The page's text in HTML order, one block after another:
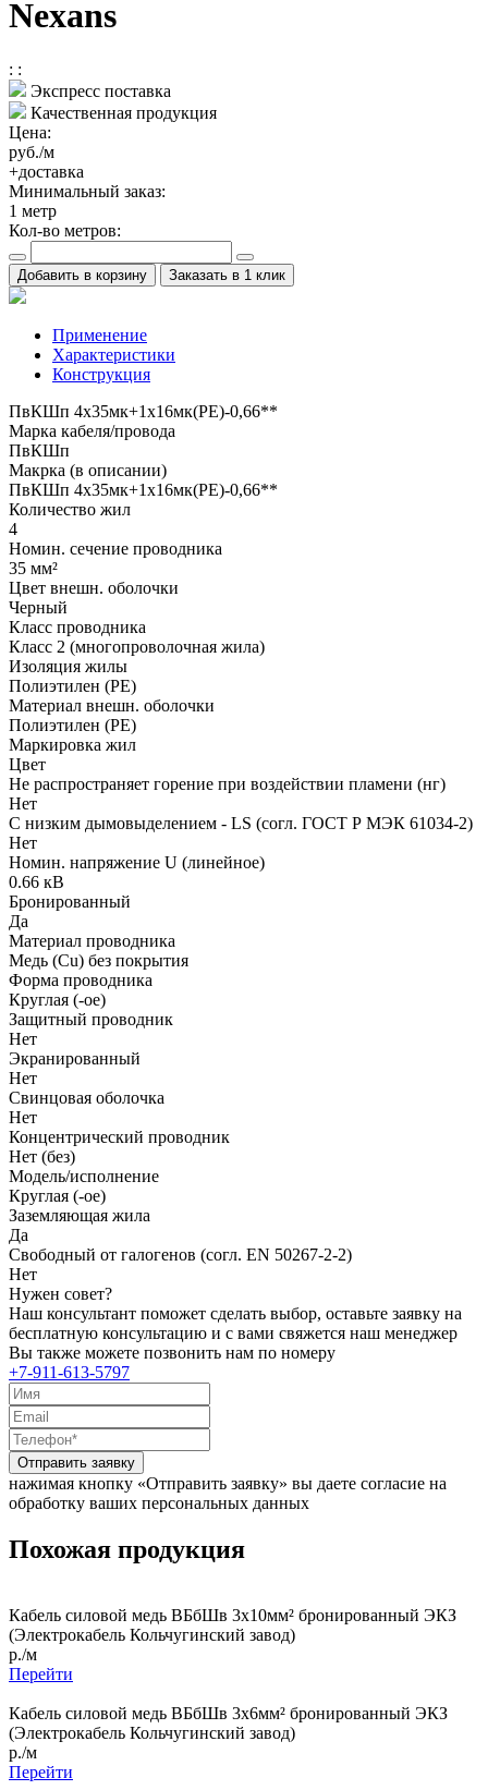
Nexans
: :
Экспресс поставка
Качественная продукция
Цена:
руб./м
+доставка
Минимальный заказ:
1 метр
Кол-во метров:
Добавить в корзину Заказать в 1 клик
Применение
Характеристики
Конструкция
ПвКШп 4x35мк+1x16мк(PE)-0,66**
Марка кабеля/провода
ПвКШп
Макрка (в описании)
ПвКШп 4x35мк+1x16мк(PE)-0,66**
Количество жил
4
Номин. сечение проводника
35 мм²
Цвет внешн. оболочки
Черный
Класс проводника
Класс 2 (многопроволочная жила)
Изоляция жилы
Полиэтилен (PE)
Материал внешн. оболочки
Полиэтилен (PE)
Маркировка жил
Цвет
Не распространяет горение при воздействии пламени (нг)
Нет
С низким дымовыделением - LS (согл. ГОСТ Р МЭК 61034-2)
Нет
Номин. напряжение U (линейное)
0.66 кВ
Бронированный
Да
Материал проводника
Медь (Cu) без покрытия
Форма проводника
Круглая (-ое)
Защитный проводник
Нет
Экранированный
Нет
Свинцовая оболочка
Нет
Концентрический проводник
Нет (без)
Модель/исполнение
Круглая (-ое)
Заземляющая жила
Да
Свободный от галогенов (согл. EN 50267-2-2)
Нет
Нужен совет?
Наш консультант поможет сделать выбор, оставьте заявку на
бесплатную консультацию и с вами свяжется наш менеджер
Вы также можете позвонить нам по номеру
+7-911-613-5797
Отправить заявку
нажимая кнопку «Отправить заявку» вы даете согласие на
обработку ваших персональных данных
Похожая продукция
Кабель силовой медь ВБбШв 3x10мм² бронированный ЭКЗ
(Электрокабель Кольчугинский завод)
р./м
Перейти
Кабель силовой медь ВБбШв 3x6мм² бронированный ЭКЗ
(Электрокабель Кольчугинский завод)
р./м
Перейти